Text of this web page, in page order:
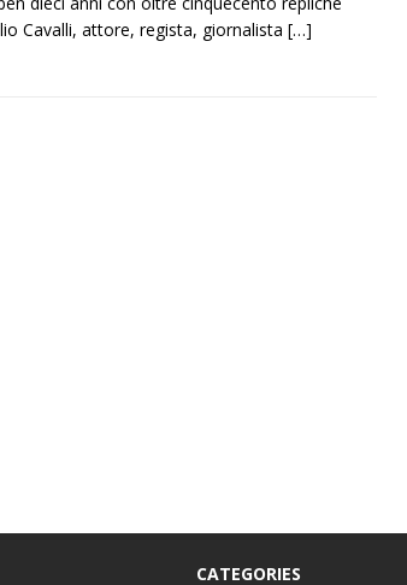
Cavalli, attore, regista, giornalista […]
CATEGORIES